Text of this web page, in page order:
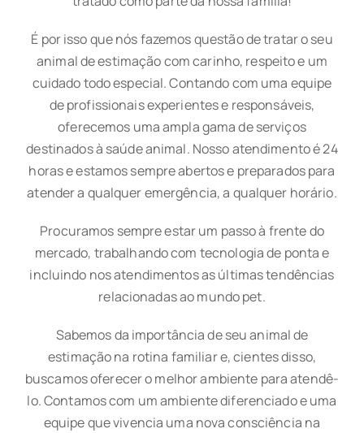
É por isso que nós fazemos questão de tratar o seu
animal de estimação com carinho, respeito e um
cuidado todo especial. Contando com uma equipe
de profissionais experientes e responsáveis,
oferecemos uma ampla gama de serviços
destinados à saúde animal. Nosso atendimento é 24
horas e estamos sempre abertos e preparados para
atender a qualquer emergência, a qualquer horário.
Procuramos sempre estar um passo à frente do
mercado, trabalhando com tecnologia de ponta e
incluindo nos atendimentos as últimas tendências
relacionadas ao mundo pet.
Sabemos da importância de seu animal de
estimação na rotina familiar e, cientes disso,
buscamos oferecer o melhor ambiente para atendê-
lo. Contamos com um ambiente diferenciado e uma
equipe que vivencia uma nova consciência na